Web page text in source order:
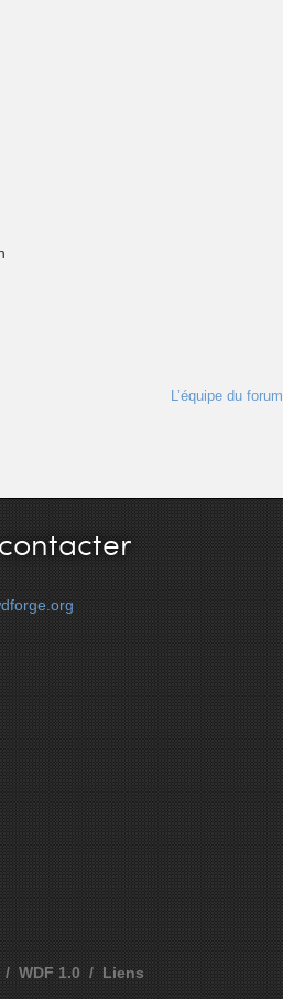
L’équipe du forum
contacter
WDF 1.0 Liens